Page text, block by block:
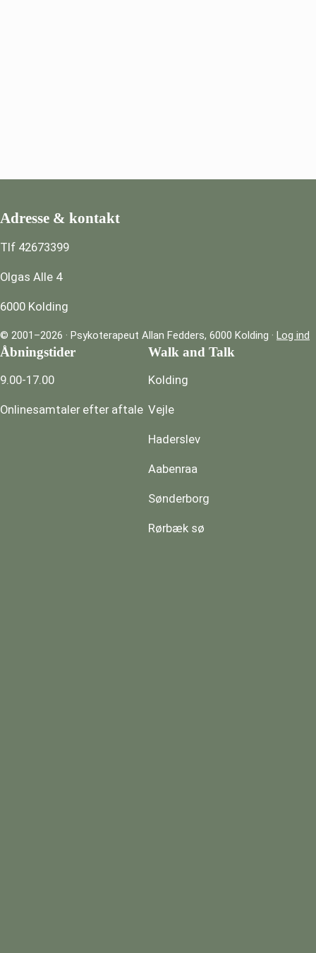
Adresse & kontakt
Tlf 42673399
Olgas Alle 4
6000 Kolding
© 2001–2026 · Psykoterapeut Allan Fedders, 6000 Kolding ·Log ind
Åbningstider
9.00-17.00
Onlinesamtaler efter aftale
Walk and Talk
Kolding
Vejle
Haderslev
Aabenraa
Sønderborg
Rørbæk sø